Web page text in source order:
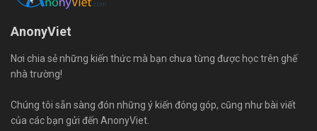
AnonyViet
Nơi chia sẻ những kiến thức mà bạn chưa từng được học trên ghế
nhà trường!
Chúng tôi sẵn sàng đón những ý kiến đóng góp, cũng như bài viết
của các bạn gửi đến AnonyViet.